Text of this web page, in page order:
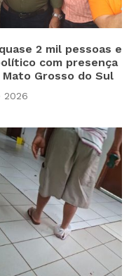
2 mil pessoas e
com presença
Grosso do Sul
2026